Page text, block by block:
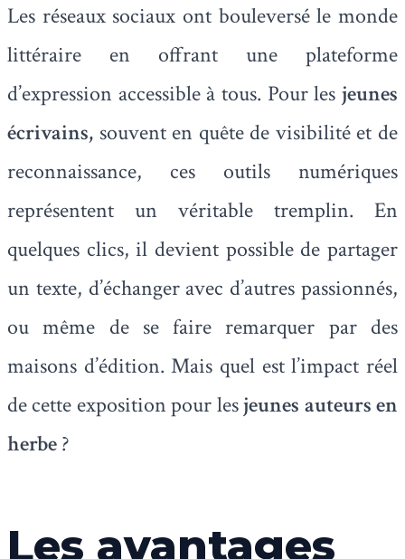
Les réseaux sociaux ont bouleversé le monde
littéraire en offrant une plateforme
d’expression accessible à tous. Pour les jeunes
écrivains, souvent en quête de visibilité et de
reconnaissance, ces outils numériques
représentent un véritable tremplin. En
quelques clics, il devient possible de partager
un texte, d’échanger avec d’autres passionnés,
ou même de se faire remarquer par des
maisons d’édition. Mais quel est l’impact réel
de cette exposition pour lesjeunes auteurs en
herbe?
Les avantages